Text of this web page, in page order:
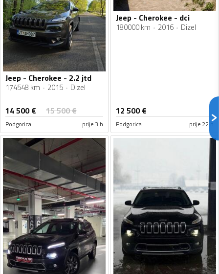
Jeep - Cherokee - 2.2 jtd
174548 km 2015 Dizel
14 500€ 15 500€
Podgorica prije 3 h
Jeep - Cherokee - dci
180000 km 2016 Dizel
12 500€
Podgorica prije 22 h